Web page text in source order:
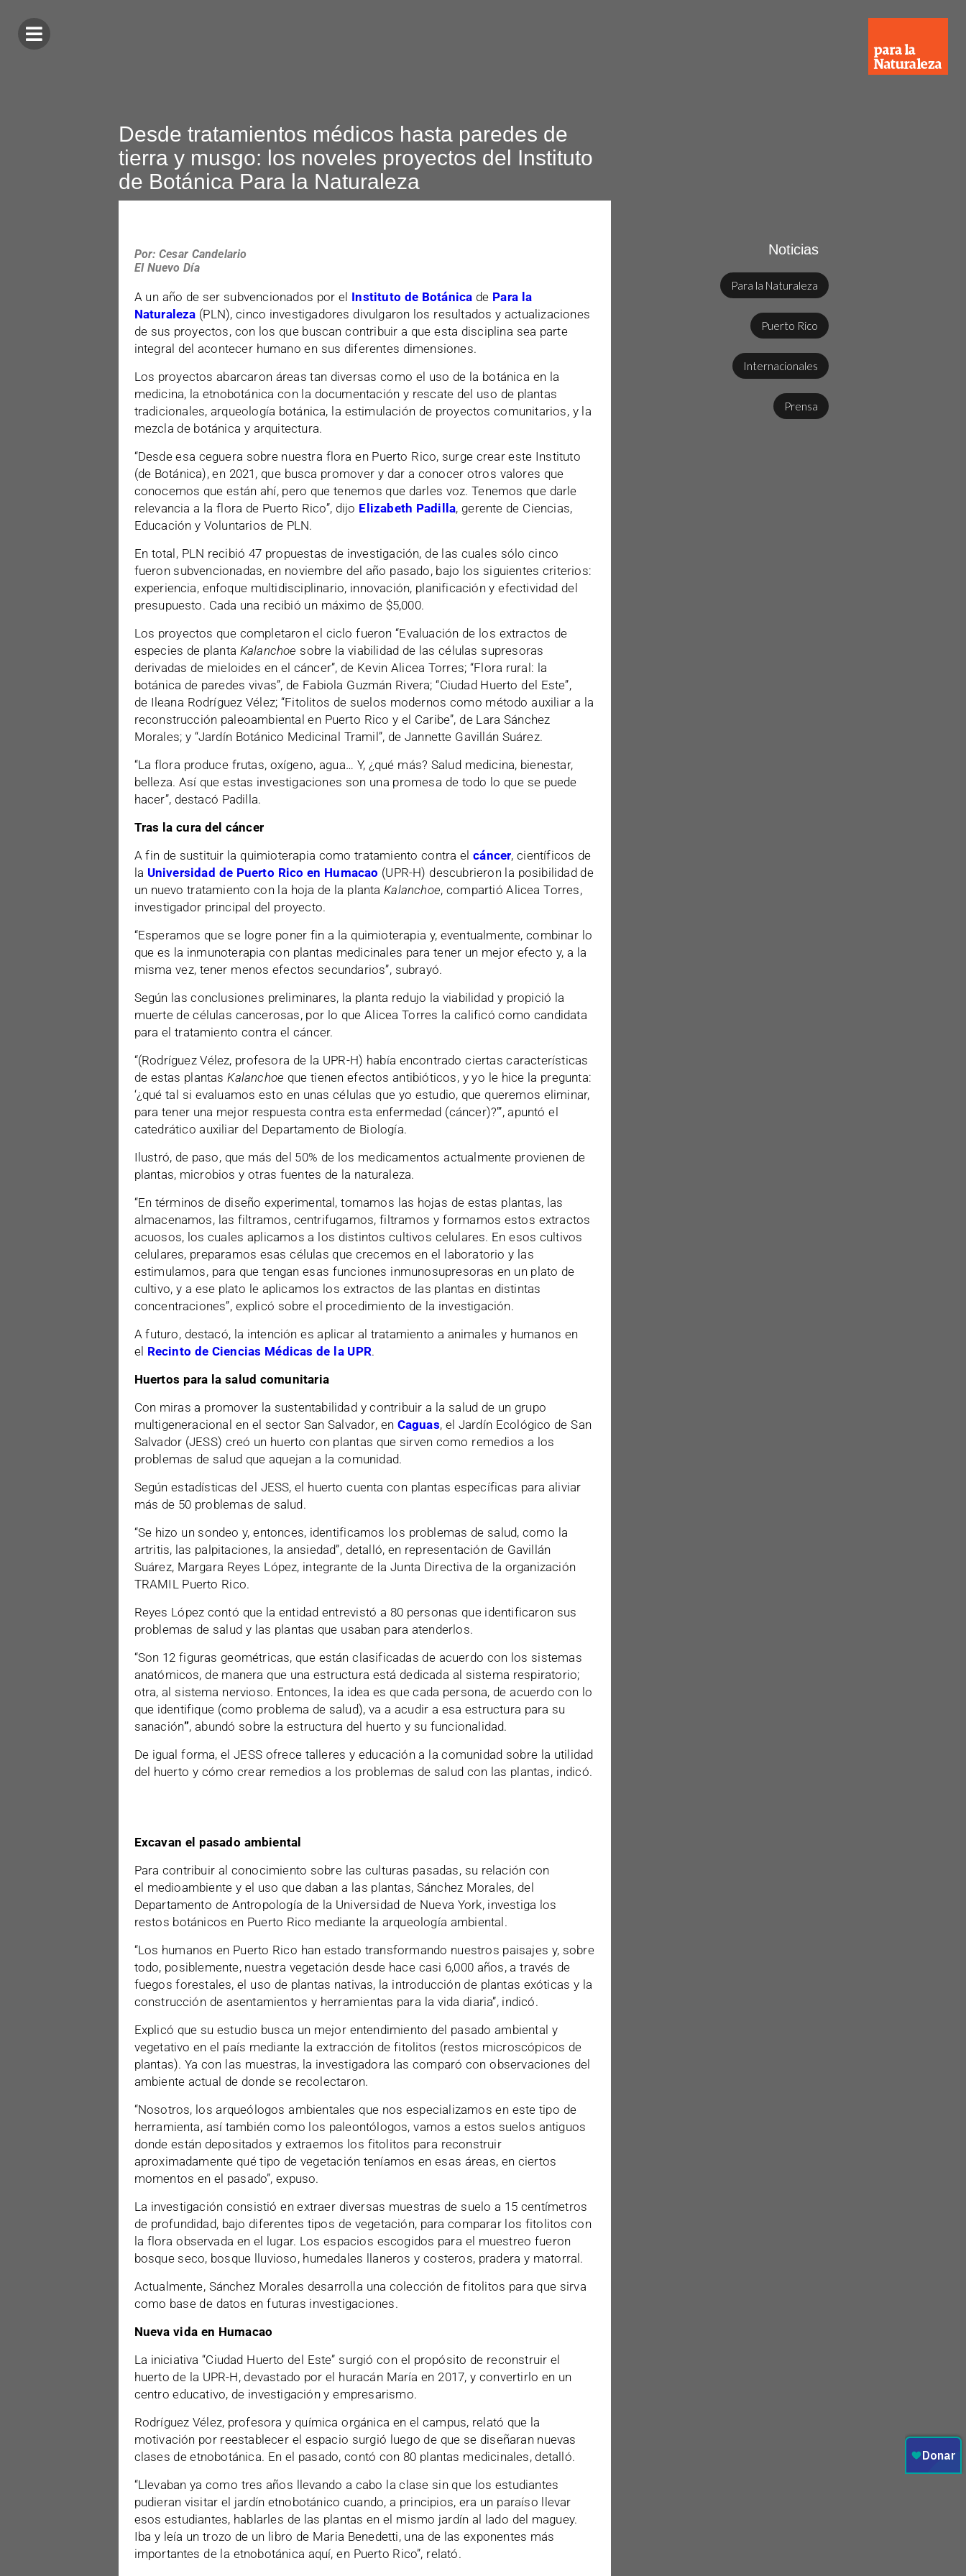
Desde tratamientos médicos hasta paredes de
tierra y musgo: los noveles proyectos del Instituto
de Botánica Para la Naturaleza
Por: Cesar Candelario
El Nuevo Día
A un año de ser subvencionados por el Instituto de Botánica de Para la
Naturaleza (PLN), cinco investigadores divulgaron los resultados y actualizaciones
de sus proyectos, con los que buscan contribuir a que esta disciplina sea parte
integral del acontecer humano en sus diferentes dimensiones.
Los proyectos abarcaron áreas tan diversas como el uso de la botánica en la
medicina, la etnobotánica con la documentación y rescate del uso de plantas
tradicionales, arqueología botánica, la estimulación de proyectos comunitarios, y la
mezcla de botánica y arquitectura.
“Desde esa ceguera sobre nuestra flora en Puerto Rico, surge crear este Instituto
(de Botánica), en 2021, que busca promover y dar a conocer otros valores que
conocemos que están ahí, pero que tenemos que darles voz. Tenemos que darle
relevancia a la flora de Puerto Rico”, dijo Elizabeth Padilla, gerente de Ciencias,
Educación y Voluntarios de PLN.
En total, PLN recibió 47 propuestas de investigación, de las cuales sólo cinco
fueron subvencionadas, en noviembre del año pasado, bajo los siguientes criterios:
experiencia, enfoque multidisciplinario, innovación, planificación y efectividad del
presupuesto. Cada una recibió un máximo de $5,000.
Los proyectos que completaron el ciclo fueron “Evaluación de los extractos de
especies de planta Kalanchoe sobre la viabilidad de las células supresoras
derivadas de mieloides en el cáncer”, de Kevin Alicea Torres; “Flora rural: la
botánica de paredes vivas”, de Fabiola Guzmán Rivera; “Ciudad Huerto del Este”,
de Ileana Rodríguez Vélez; “Fitolitos de suelos modernos como método auxiliar a la
reconstrucción paleoambiental en Puerto Rico y el Caribe”, de Lara Sánchez
Morales; y “Jardín Botánico Medicinal Tramil”, de Jannette Gavillán Suárez.
“La flora produce frutas, oxígeno, agua… Y, ¿qué más? Salud medicina, bienestar,
belleza. Así que estas investigaciones son una promesa de todo lo que se puede
hacer”, destacó Padilla.
Tras la cura del cáncer
A fin de sustituir la quimioterapia como tratamiento contra elcáncer, científicos de
la Universidad de Puerto Rico en Humacao (UPR-H) descubrieron la posibilidad de
un nuevo tratamiento con la hoja de la plantaKalanchoe, compartió Alicea Torres,
investigador principal del proyecto.
“Esperamos que se logre poner fin a la quimioterapia y, eventualmente, combinar lo
que es la inmunoterapia con plantas medicinales para tener un mejor efecto y, a la
misma vez, tener menos efectos secundarios”, subrayó.
Según las conclusiones preliminares, la planta redujo la viabilidad y propició la
muerte de células cancerosas, por lo que Alicea Torres la calificó como candidata
para el tratamiento contra el cáncer.
“(Rodríguez Vélez, profesora de la UPR-H) había encontrado ciertas características
de estas plantasKalanchoe que tienen efectos antibióticos, y yo le hice la pregunta:
‘¿qué tal si evaluamos esto en unas células que yo estudio, que queremos eliminar,
para tener una mejor respuesta contra esta enfermedad (cáncer)?’”, apuntó el
catedrático auxiliar del Departamento de Biología.
Ilustró, de paso, que más del 50% de los medicamentos actualmente provienen de
plantas, microbios y otras fuentes de la naturaleza.
“En términos de diseño experimental, tomamos las hojas de estas plantas, las
almacenamos, las filtramos, centrifugamos, filtramos y formamos estos extractos
acuosos, los cuales aplicamos a los distintos cultivos celulares. En esos cultivos
celulares, preparamos esas células que crecemos en el laboratorio y las
estimulamos, para que tengan esas funciones inmunosupresoras en un plato de
cultivo, y a ese plato le aplicamos los extractos de las plantas en distintas
concentraciones”, explicó sobre el procedimiento de la investigación.
A futuro, destacó, la intención es aplicar al tratamiento a animales y humanos en
el Recinto de Ciencias Médicas de la UPR.
Huertos para la salud comunitaria
Con miras a promover la sustentabilidad y contribuir a la salud de un grupo
multigeneracional en el sector San Salvador, en Caguas, el Jardín Ecológico de San
Salvador (JESS) creó un huerto con plantas que sirven como remedios a los
problemas de salud que aquejan a la comunidad.
Según estadísticas del JESS, el huerto cuenta con plantas específicas para aliviar
más de 50 problemas de salud.
“Se hizo un sondeo y, entonces, identificamos los problemas de salud, como la
artritis, las palpitaciones, la ansiedad”, detalló, en representación de Gavillán
Suárez, Margara Reyes López, integrante de la Junta Directiva de la organización
TRAMIL Puerto Rico.
Reyes López contó que la entidad entrevistó a 80 personas que identificaron sus
problemas de salud y las plantas que usaban para atenderlos.
“Son 12 figuras geométricas, que están clasificadas de acuerdo con los sistemas
anatómicos, de manera que una estructura está dedicada al sistema respiratorio;
otra, al sistema nervioso. Entonces, la idea es que cada persona, de acuerdo con lo
que identifique (como problema de salud), va a acudir a esa estructura para su
sanación”, abundó sobre la estructura del huerto y su funcionalidad.
De igual forma, el JESS ofrece talleres y educación a la comunidad sobre la utilidad
del huerto y cómo crear remedios a los problemas de salud con las plantas, indicó.
Excavan el pasado ambiental
Para contribuir al conocimiento sobre las culturas pasadas, su relación con
el medioambiente y el uso que daban a las plantas, Sánchez Morales, del
Departamento de Antropología de la Universidad de Nueva York, investiga los
restos botánicos en Puerto Rico mediante la arqueología ambiental.
“Los humanos en Puerto Rico han estado transformando nuestros paisajes y, sobre
todo, posiblemente, nuestra vegetación desde hace casi 6,000 años, a través de
fuegos forestales, el uso de plantas nativas, la introducción de plantas exóticas y la
construcción de asentamientos y herramientas para la vida diaria”, indicó.
Explicó que su estudio busca un mejor entendimiento del pasado ambiental y
vegetativo en el país mediante la extracción de fitolitos (restos microscópicos de
plantas). Ya con las muestras, la investigadora las comparó con observaciones del
ambiente actual de donde se recolectaron.
“Nosotros, los arqueólogos ambientales que nos especializamos en este tipo de
herramienta, así también como los paleontólogos, vamos a estos suelos antiguos
donde están depositados y extraemos los fitolitos para reconstruir
aproximadamente qué tipo de vegetación teníamos en esas áreas, en ciertos
momentos en el pasado”, expuso.
La investigación consistió en extraer diversas muestras de suelo a 15 centímetros
de profundidad, bajo diferentes tipos de vegetación, para comparar los fitolitos con
la flora observada en el lugar. Los espacios escogidos para el muestreo fueron
bosque seco, bosque lluvioso, humedales llaneros y costeros, pradera y matorral.
Actualmente, Sánchez Morales desarrolla una colección de fitolitos para que sirva
como base de datos en futuras investigaciones.
Nueva vida en Humacao
La iniciativa “Ciudad Huerto del Este” surgió con el propósito de reconstruir el
huerto de la UPR-H, devastado por el huracán María en 2017, y convertirlo en un
centro educativo, de investigación y empresarismo.
Rodríguez Vélez, profesora y química orgánica en el campus, relató que la
motivación por reestablecer el espacio surgió luego de que se diseñaran nuevas
clases de etnobotánica. En el pasado, contó con 80 plantas medicinales, detalló.
“Llevaban ya como tres años llevando a cabo la clase sin que los estudiantes
pudieran visitar el jardín etnobotánico cuando, a principios, era un paraíso llevar
esos estudiantes, hablarles de las plantas en el mismo jardín al lado del maguey.
Iba y leía un trozo de un libro de Maria Benedetti, una de las exponentes más
importantes de la etnobotánica aquí, en Puerto Rico”, relató.
Noticias
Para la Naturaleza
Puerto Rico
Internacionales
Prensa